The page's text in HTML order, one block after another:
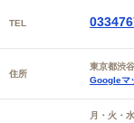
TEL
住所
東京都渋
Googleマ
月・火・